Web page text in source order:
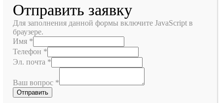
Отправить заявку
Для заполнения данной формы включите JavaScript в
браузере.
Имя *
Телефон *
Эл. почта *
Ваш вопрос *
Отправить